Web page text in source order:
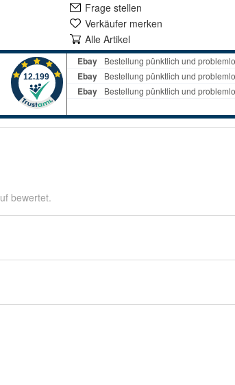
Frage stellen
Verkäufer merken
Alle Artikel
bewertet.